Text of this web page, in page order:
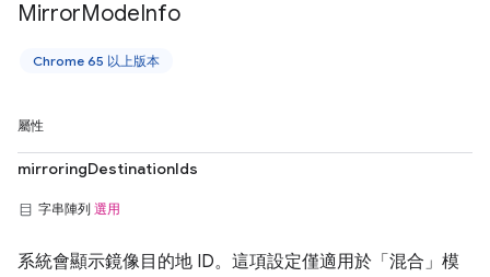
MirrorModeInfo
Chrome 65 以上版本
屬性
mirroringDestinationIds
字串陣列 選用
系統會顯示鏡像目的地 ID。這項設定僅適用於「混合」模